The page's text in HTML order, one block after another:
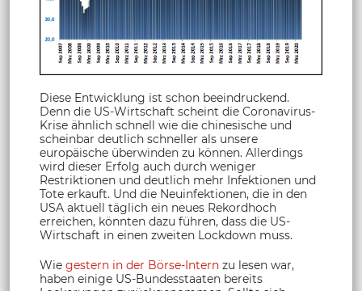
Diese Entwicklung ist schon beeindruckend.
Denn die US-Wirtschaft scheint die Coronavirus-
Krise ähnlich schnell wie die chinesische und
scheinbar deutlich schneller als unsere
europäische überwinden zu können. Allerdings
wird dieser Erfolg auch durch weniger
Restriktionen und deutlich mehr Infektionen und
Tote erkauft. Und die Neuinfektionen, die in den
USA aktuell täglich ein neues Rekordhoch
erreichen, könnten dazu führen, dass die US-
Wirtschaft in einen zweiten Lockdown muss.
Wie gestern in der Börse-Intern zu lesen war,
haben einige US-Bundesstaaten bereits